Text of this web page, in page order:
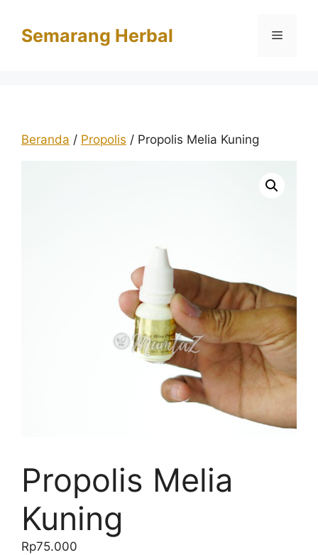
Semarang Herbal Menu
Beranda / Propolis / Propolis Melia Kuning
Propolis Melia
Kuning
Rp75.000